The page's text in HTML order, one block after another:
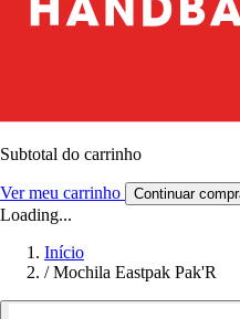
Subtotal do carrinho
Ver meu carrinho Continuar
Loading...
Início
/ Mochila Eastpak Pak'R